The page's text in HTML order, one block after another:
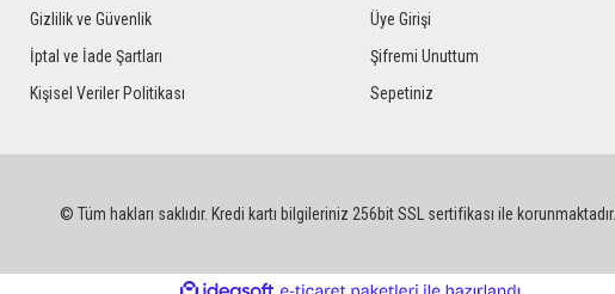
Gizlilik ve Güvenlik
İptal ve İade Şartları
Kişisel Veriler Politikası
Üye Girişi
Şifremi Unuttum
Sepetiniz
© Tüm hakları saklıdır. Kredi kartı bilgileriniz 256bit SSL sertifikası ile korunmaktadır.